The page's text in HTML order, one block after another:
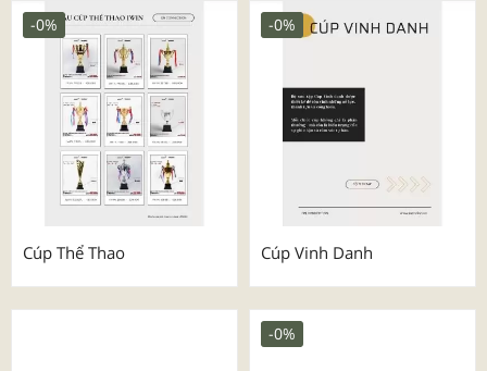
Cúp Thể Thao
-0%
Cúp Vinh Danh
-0%
-0%